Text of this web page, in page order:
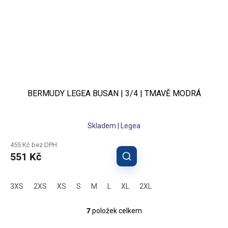
BERMUDY LEGEA BUSAN | 3/4 | TMAVĚ MODRÁ
Skladem | Legea
455 Kč bez DPH
551 Kč
3XS 2XS XS S M XL 2XL
O
7položek celkem